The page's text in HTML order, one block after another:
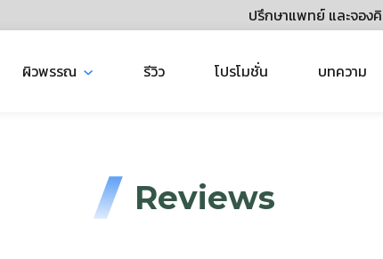
ปรึกษาแพทย์ และจอง
ผิวพรรณ รีวิว โปรโมชั่น บทความ
Reviews